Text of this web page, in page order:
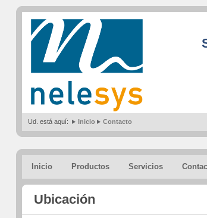
Ud. está aquí: Inicio Contacto
Inicio Productos Servicios
Ubicación